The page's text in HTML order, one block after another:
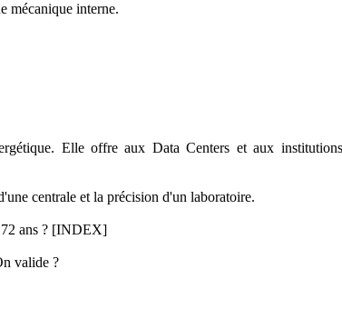
mécanique interne.
Elle offre aux Data Centers et aux institutions
centrale et la précision d'un laboratoire.
ans ? [INDEX]
valide ?